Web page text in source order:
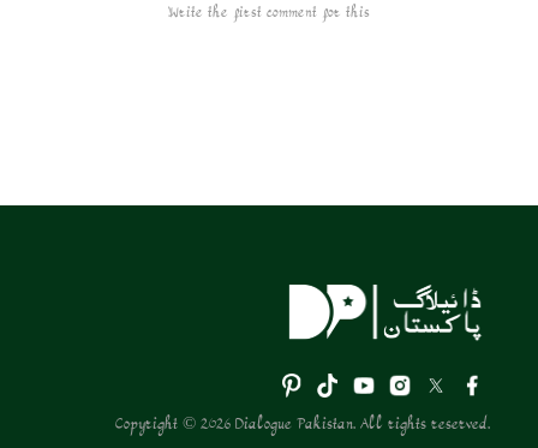
Write the first comment for this!
Copyright © 2026 Dialogue Pakistan. All rights reserved.